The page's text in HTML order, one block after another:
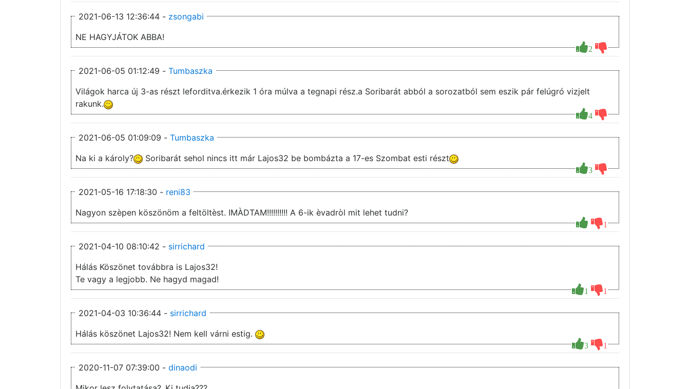
2021-06-13 12:36:44 - zsongabi
2
NE HAGYJÁTOK ABBA!
2021-06-05 01:12:49 - Tumbaszka
4
Világok harca új 3-as részt leforditva.érkezik 1 óra múlva a tegnapi rész.a Soribarát abból a sorozatból sem eszik pár felúgró vizjelt
rakunk.
2021-06-05 01:09:09 - Tumbaszka
3
Na ki a károly? Soribarát sehol nincs itt már Lajos32 be bombázta a 17-es Szombat esti részt
2021-05-16 17:18:30 - reni83
1
Nagyon szèpen köszönöm a feltöltèst. IMÀDTAM!!!!!!!!!! A 6-ik èvadròl mit lehet tudni?
2021-04-10 08:10:42 - sirrichard
1 1
Hálás Köszönet továbbra is Lajos32!
Te vagy a legjobb. Ne hagyd magad!
2021-04-03 10:36:44 - sirrichard
3 1
Hálás köszönet Lajos32! Nem kell várni estig.
2020-11-07 07:39:00 - dinaodi